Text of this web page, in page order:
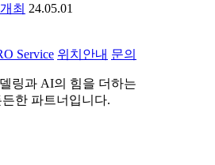
최 24.05.01
Service 위치안내 문의
링과 AI의 힘을 더하는
한 파트너입니다.